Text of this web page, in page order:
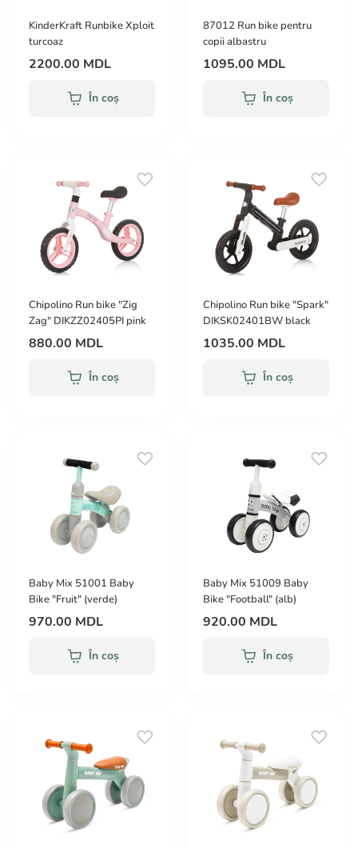
KinderKraft Runbike Xploit
turcoaz
2200.00 MDL
În coș
87012 Run bike pentru
copii albastru
1095.00 MDL
În coș
Chipolino Run bike "Zig
Zag" DIKZZ02405PI pink
880.00 MDL
În coș
Chipolino Run bike "Spark"
DIKSK02401BW black
1035.00 MDL
În coș
Baby Mix 51001 Baby
Bike "Fruit" (verde)
970.00 MDL
În coș
Baby Mix 51009 Baby
Bike "Football" (alb)
920.00 MDL
În coș